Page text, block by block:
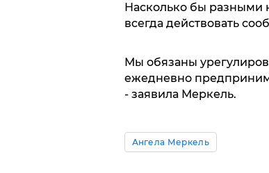
Насколько бы
всегда действовать
Мы обязаны
ежедневно
- заявила Меркель.
Ангела Меркель